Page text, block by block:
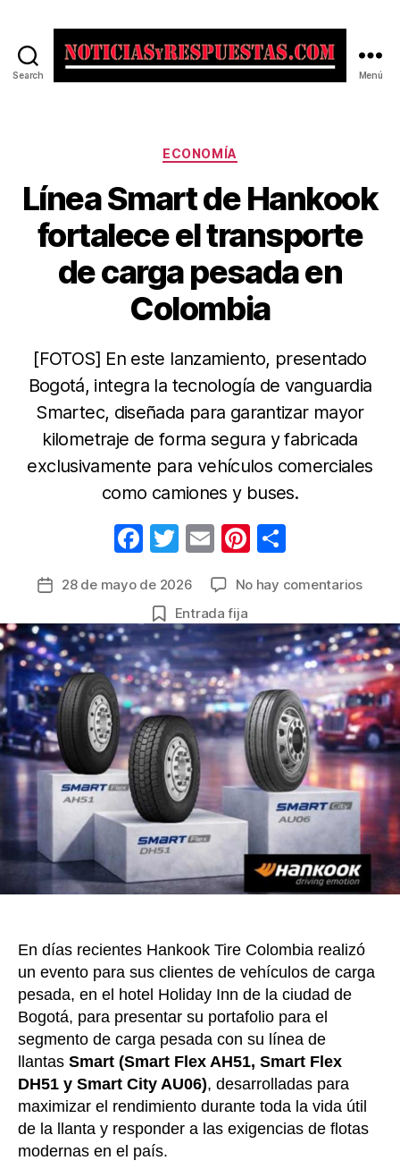
Search Menú
Categorías
ECONOMÍA
Línea Smart de Hankook
fortalece el transporte
de carga pesada en
Colombia
[FOTOS] En este lanzamiento, presentado
Bogotá, integra la tecnología de vanguardia
Smartec, diseñada para garantizar mayor
kilometraje de forma segura y fabricada
exclusivamente para vehículos comerciales
como camiones y buses.
F
c
e
b
o
o
k
T
itt
er
E
ail
Pi
er
e
st
m
p
ar
tir
Fecha
la
entrada
28 de mayo de 2026 No hay comentariosen
Smart
de
el
de
carga
en
Entrada fija
En días recientes Hankook Tire Colombia realizó
un evento para sus clientes de vehículos de carga
pesada, en el hotel Holiday Inn de la ciudad de
Bogotá, para presentar su portafolio para el
segmento de carga pesada con su línea de
llantas Smart (Smart Flex AH51, Smart Flex
DH51 y Smart City AU06), desarrolladas para
maximizar el rendimiento durante toda la vida útil
de la llanta y responder a las exigencias de flotas
modernas en el país.